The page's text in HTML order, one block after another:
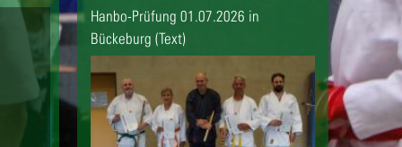
Hanbo-Prüfung 01.07.2026 in
Bückeburg (Text)